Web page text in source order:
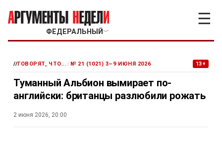
ФЕДЕРАЛЬНЫЙ ﹀
☰
//ГОВОРЯТ, ЧТО... / № 21 (1021) 3–9 ИЮНЯ 2026 13+
Туманный Альбион вымирает по-
английски: британцы разлюбили рожать
2 июня 2026, 20:00